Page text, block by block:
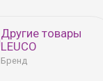
Другие товары
LEUCO
Бренд